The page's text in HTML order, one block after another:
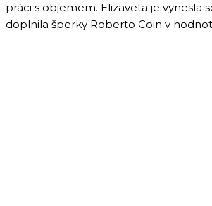
práci s objemem. Elizaveta je vynesla
doplnila šperky Roberto Coin v